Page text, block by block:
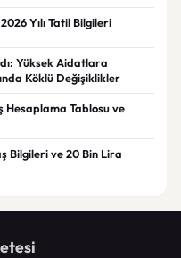
Yılı Tatil Bilgileri
Yüksek Aidatlara
Köklü Değişiklikler
Hesaplama Tablosu ve
Bilgileri ve 20 Bin Lira